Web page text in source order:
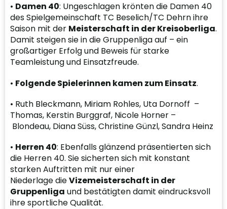
• Damen 40: Ungeschlagen krönten die Damen 40
des Spielgemeinschaft TC Beselich/TC Dehrn ihre
Saison mit der Meisterschaft in der Kreisoberliga.
Damit steigen sie in die Gruppenliga auf – ein
großartiger Erfolg und Beweis für starke
Teamleistung und Einsatzfreude.
• Folgende Spielerinnen kamen zum Einsatz.
• Ruth Bleckmann, Miriam Rohles, Uta Dornoff –
Thomas, Kerstin Burggraf, Nicole Horner –
Blondeau, Diana Süss, Christine Günzl, Sandra Heinz
• Herren 40: Ebenfalls glänzend präsentierten sich
die Herren 40. Sie sicherten sich mit konstant
starken Auftritten mit nur einer
Niederlage dieVizemeisterschaft in der
Gruppenliga und bestätigten damit eindrucksvoll
ihre sportliche Qualität.